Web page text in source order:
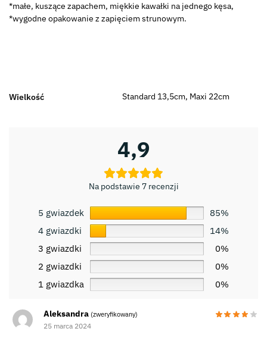
*małe, kuszące zapachem, miękkie kawałki na jednego kęsa,
*wygodne opakowanie z zapięciem strunowym.
Wielkość Standard 13,5cm, Maxi 22cm
4,9
Na podstawie 7 recenzji
5 gwiazdek
85%
4 gwiazdki
14%
3 gwiazdki
0%
2 gwiazdki
0%
1 gwiazdka
0%
Aleksandra (zweryfikowany)
25 marca 2024